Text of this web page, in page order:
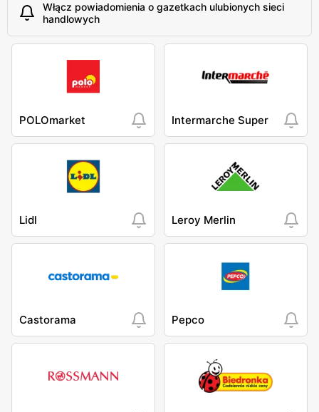
Włącz powiadomienia o gazetkach ulubionych sieci
handlowych
POLOmarket Intermarche Super
Lidl Leroy Merlin
Castorama Pepco